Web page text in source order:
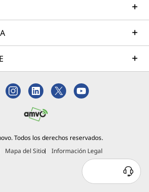
Todos los derechos reservados.
Mapa del Sitio Información Legal